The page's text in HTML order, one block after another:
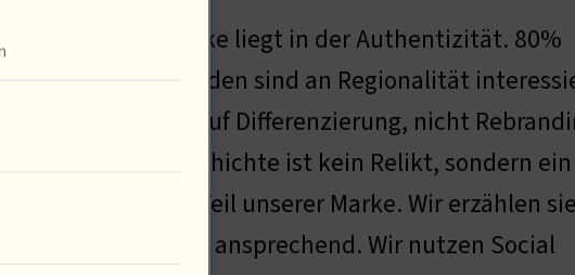
Unsere Stärke liegt in der Authentizität. 80%
unserer Kunden sind an Regionalität
Wir setzen auf Differenzierung, nicht
Unsere Geschichte ist kein Relikt, sondern ein
lebendiger Teil unserer Marke. Wir erzählen sie
modern und ansprechend. Wir nutzen Social